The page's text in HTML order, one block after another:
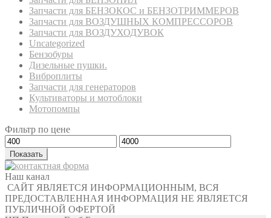
Запчасти для БЕНЗОКОС и БЕНЗОТРИММЕРОВ
Запчасти для ВОЗДУШНЫХ КОМПРЕССОРОВ
Запчасти для ВОЗДУХОДУВОК
Uncategorized
Бензобуры
Дизельные пушки.
Виброплиты
Запчасти для генераторов
Культиваторы и мотоблоки
Мотопомпы
Фильтр по цене
Показать
Наш канал
САЙТ ЯВЛЯЕТСЯ ИНФОРМАЦИОННЫМ, ВСЯ
ПРЕДОСТАВЛЕННАЯ ИНФОРМАЦИЯ НЕ ЯВЛЯЕТСЯ
ПУБЛИЧНОЙ ОФЕРТОЙ